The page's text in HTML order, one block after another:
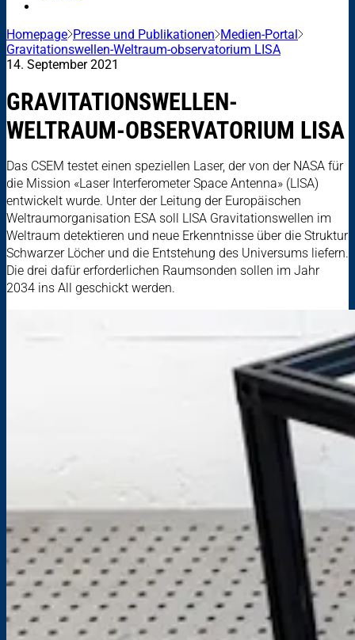
Homepage Presse und Publikationen Medien-Portal
Gravitationswellen-Weltraum-observatorium LISA
14. September 2021
GRAVITATIONSWELLEN-
WELTRAUM-OBSERVATORIUM LISA
Das CSEM testet einen speziellen Laser, der von der NASA für
die Mission «Laser Interferometer Space Antenna» (LISA)
entwickelt wurde. Unter der Leitung der Europäischen
Weltraumorganisation ESA soll LISA Gravitationswellen im
Weltraum detektieren und neue Erkenntnisse über die Struktur
Schwarzer Löcher und die Entstehung des Universums liefern.
Die drei dafür erforderlichen Raumsonden sollen im Jahr
2034 ins All geschickt werden.